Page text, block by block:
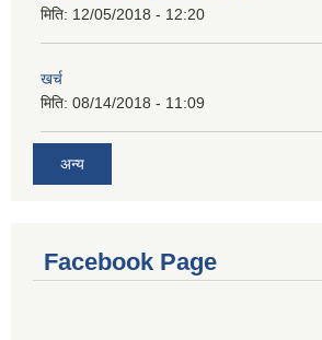
मिति: 12/05/2018 - 12:20
खर्च
मिति: 08/14/2018 - 11:09
अन्य
Facebook Page